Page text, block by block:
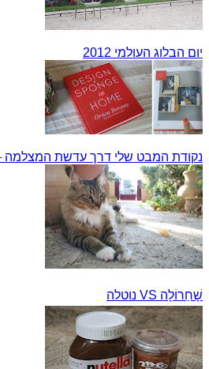
יום הבלוג העולמי 2012
נקודת המבט שלי דרך עדשת המצלמה
שָׁחַרוֹלָה VS נוטלה